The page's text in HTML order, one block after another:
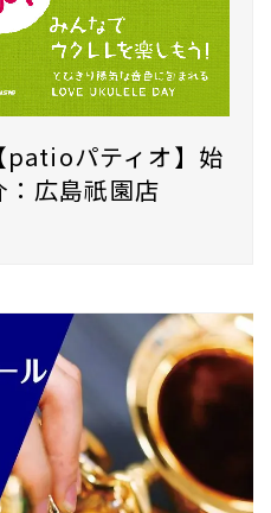
patioパティオ】始
広島祇園店